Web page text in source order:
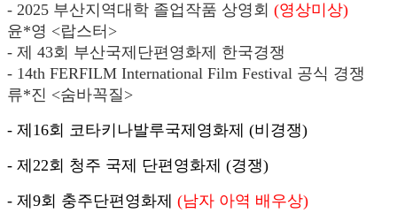
- 2025 부산지역대학 졸업작품 상영회 (영상미상)
윤*영 <랍스터>
- 제 43회 부산국제단편영화제 한국경쟁
- 14th FERFILM International Film Festival 공식 경쟁
류*진 <숨바꼭질>
- 제16회 코타키나발루국제영화제 (비경쟁)
- 제22회 청주 국제 단편영화제 (경쟁)
- 제9회 충주단편영화제 (남자 아역 배우상)